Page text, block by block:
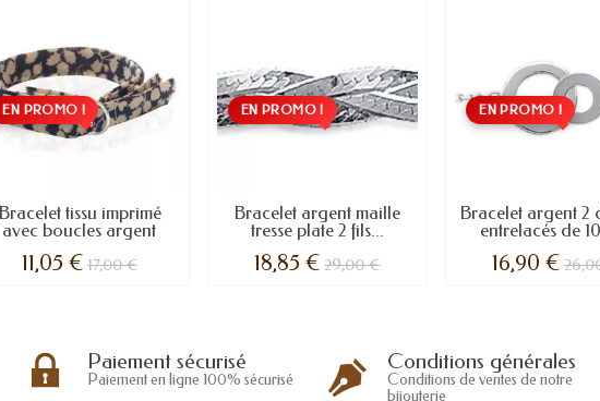
EN PROMO !
Bracelet tissu imprimé
avec boucles argent
11,05 €17,00 €
EN PROMO !
Bracelet argent maille
tresse plate 2 fils...
18,85 € 29,00 €
EN PROMO !
Bracelet argent 2
entrelacés de
16,90 €
Paiement sécurisé
Paiement en ligne 100% sécurisé
Conditions générales
Conditions de ventes de notre
bijouterie